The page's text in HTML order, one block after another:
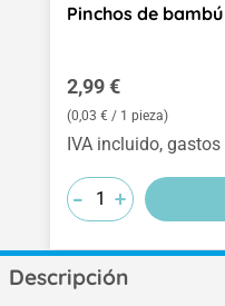
Pinchos de
Precio normal:
2,99 €
(0,03 € / 1 pieza)
IVA incluido,
-
-
- +
+
+
Descripción